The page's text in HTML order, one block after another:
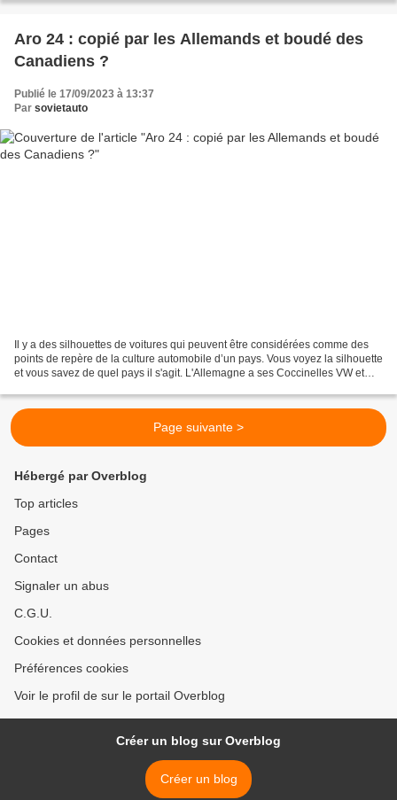
Aro 24 : copié par les Allemands et boudé des
Canadiens ?
Publié le 17/09/2023 à 13:37
Par sovietauto
Il y a des silhouettes de voitures qui peuvent être considérées comme des
points de repère de la culture automobile d’un pays. Vous voyez la silhouette
et vous savez de quel pays il s'agit. L'Allemagne a ses Coccinelles VW et
Page suivante >
Hébergé par Overblog
Top articles
Pages
Contact
Signaler un abus
C.G.U.
Cookies et données personnelles
Préférences cookies
Voir le profil de sur le portail Overblog
Créer un blog sur Overblog
Créer un blog